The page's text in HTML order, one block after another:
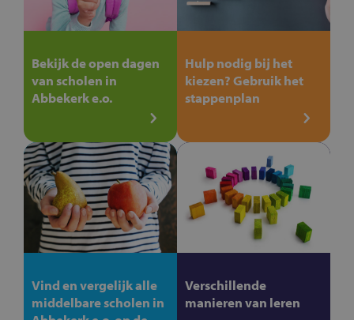
Bekijk de open dagen
van scholen in
Abbekerk e.o.
Hulp nodig bij het
kiezen? Gebruik het
stappenplan
Vind en vergelijk alle
middelbare scholen in
Verschillende
manieren van leren